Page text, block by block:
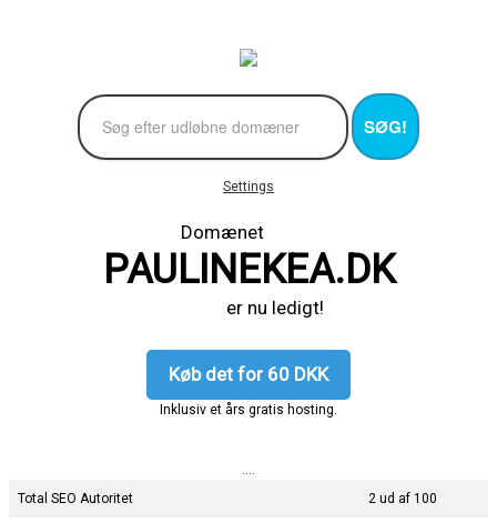
SØG!
Settings
Domænet
PAULINEKEA.DK
er nu ledigt!
Køb det for 60 DKK
Inklusiv et års gratis hosting.
Total SEO Autoritet
2 ud af 100